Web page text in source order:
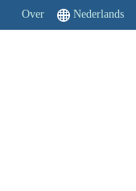
Over Nederlands